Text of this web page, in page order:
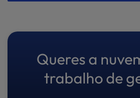
Queres a
trabalho de